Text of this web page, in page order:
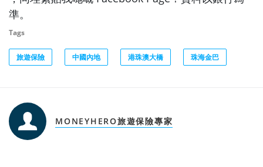
準。
Tags
旅遊保險 中國內地 港珠澳大橋 珠海金巴
MONEYHERO旅遊保險專家